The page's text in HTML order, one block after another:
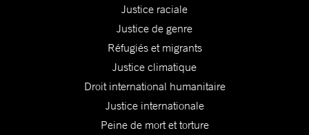
Justice raciale
Justice de genre
Réfugiés et migrants
Justice climatique
Droit international humanitaire
Justice internationale
Peine de mort et torture